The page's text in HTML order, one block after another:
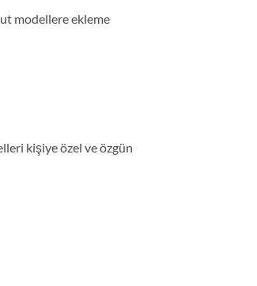
modellere ekleme
kişiye özel ve özgün